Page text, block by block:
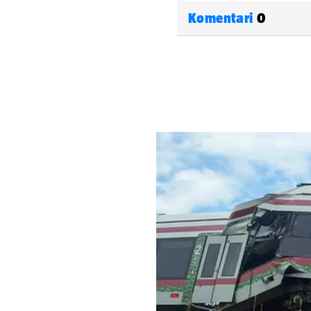
Komentari 0